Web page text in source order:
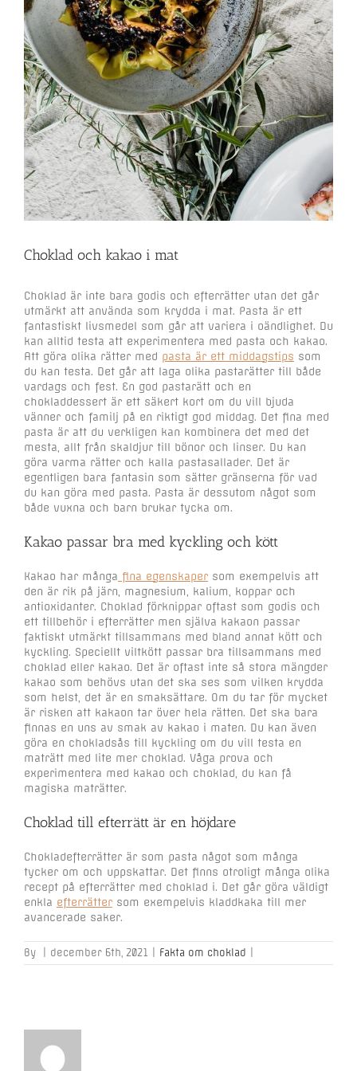
Choklad och kakao i mat
Choklad är inte bara godis och efterrätter utan det går
utmärkt att använda som krydda i mat. Pasta är ett
fantastiskt livsmedel som går att variera i oändlighet. Du
kan alltid testa att experimentera med pasta och kakao.
Att göra olika rätter med pasta är ett middagstips som
du kan testa. Det går att laga olika pastarätter till både
vardags och fest. En god pastarätt och en
chokladdessert är ett säkert kort om du vill bjuda
vänner och familj på en riktigt god middag. Det fina med
pasta är att du verkligen kan kombinera det med det
mesta, allt från skaldjur till bönor och linser. Du kan
göra varma rätter och kalla pastasallader. Det är
egentligen bara fantasin som sätter gränserna för vad
du kan göra med pasta. Pasta är dessutom något som
både vuxna och barn brukar tycka om.
Kakao passar bra med kyckling och kött
Kakao har många fina egenskaper som exempelvis att
den är rik på järn, magnesium, kalium, koppar och
antioxidanter. Choklad förknippar oftast som godis och
ett tillbehör i efterrätter men själva kakaon passar
faktiskt utmärkt tillsammans med bland annat kött och
kyckling. Speciellt viltkött passar bra tillsammans med
choklad eller kakao. Det är oftast inte så stora mängder
kakao som behövs utan det ska ses som vilken krydda
som helst, det är en smaksättare. Om du tar för mycket
är risken att kakaon tar över hela rätten. Det ska bara
finnas en uns av smak av kakao i maten. Du kan även
göra en chokladsås till kyckling om du vill testa en
maträtt med lite mer choklad. Våga prova och
experimentera med kakao och choklad, du kan få
magiska maträtter.
Choklad till efterrätt är en höjdare
Chokladefterrätter är som pasta något som många
tycker om och uppskattar. Det finns otroligt många olika
recept på efterrätter med choklad i. Det går göra väldigt
enkla efterrätter som exempelvis kladdkaka till mer
avancerade saker.
By december 6th, 2021 Fakta om choklad